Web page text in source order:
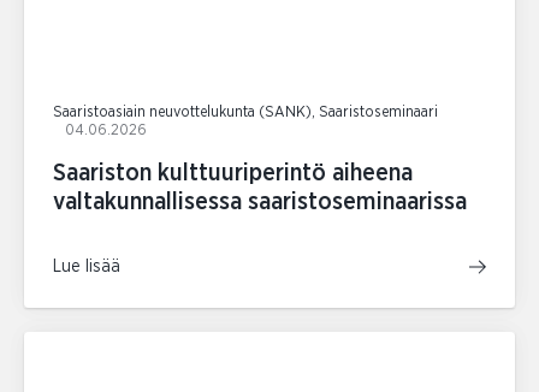
Saaristoasiain neuvottelukunta (SANK), Saaristoseminaari
04.06.2026
Saariston kulttuuriperintö aiheena
valtakunnallisessa saaristoseminaarissa
Lue lisää